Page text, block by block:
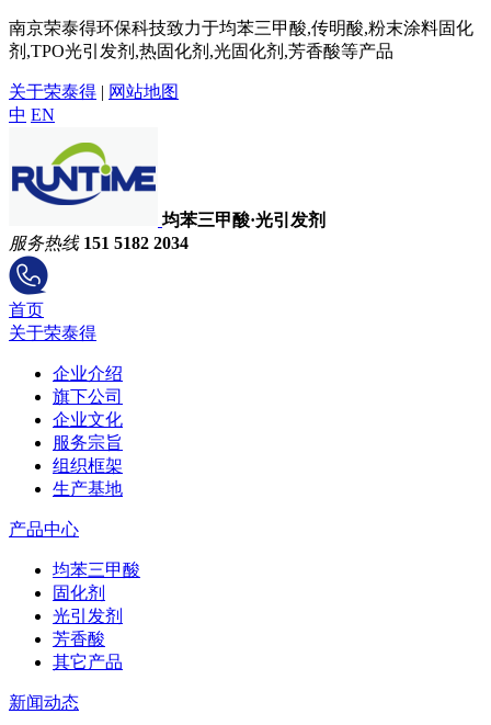
南京荣泰得环保科技致力于均苯三甲酸,传明酸,粉末涂料固化
剂,TPO光引发剂,热固化剂,光固化剂,芳香酸等产品
关于荣泰得 | 网站地图
中 EN
均苯三甲酸·光引发剂
服务热线 151 5182 2034
首页
关于荣泰得
企业介绍
旗下公司
企业文化
服务宗旨
组织框架
生产基地
产品中心
均苯三甲酸
固化剂
光引发剂
芳香酸
其它产品
新闻动态